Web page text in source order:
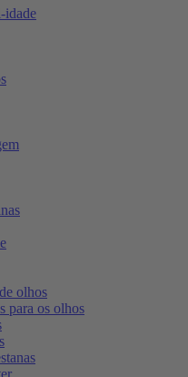
idade
olhos
para os olhos